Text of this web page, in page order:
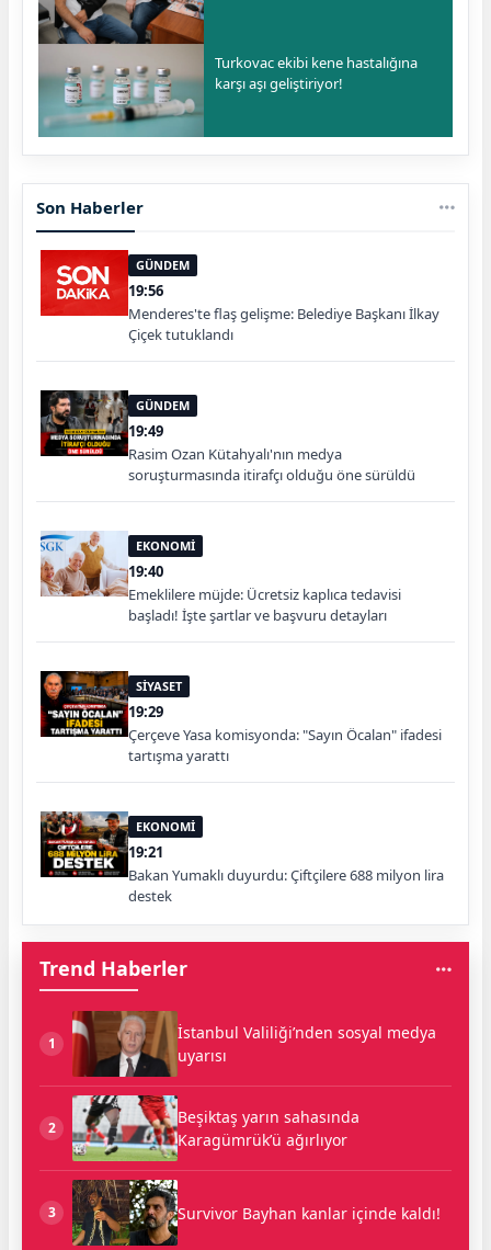
Turkovac ekibi kene hastalığına
karşı aşı geliştiriyor!
Son Haberler
GÜNDEM
19:56
Menderes'te flaş gelişme: Belediye Başkanı İlkay
Çiçek tutuklandı
GÜNDEM
19:49
Rasim Ozan Kütahyalı'nın medya
soruşturmasında itirafçı olduğu öne sürüldü
EKONOMİ
19:40
Emeklilere müjde: Ücretsiz kaplıca tedavisi
başladı! İşte şartlar ve başvuru detayları
SİYASET
19:29
Çerçeve Yasa komisyonda: "Sayın Öcalan" ifadesi
tartışma yarattı
EKONOMİ
19:21
Bakan Yumaklı duyurdu: Çiftçilere 688 milyon lira
destek
Trend Haberler
1
İstanbul Valiliği’nden sosyal medya
uyarısı
2
Beşiktaş yarın sahasında
Karagümrük’ü ağırlıyor
3 Survivor Bayhan kanlar içinde kaldı!